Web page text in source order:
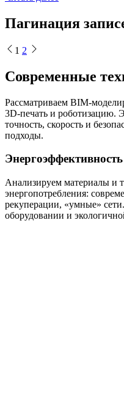
Пагинация
1 2
Современные
Рассматриваем BIM-
3D-печать и роботизацию.
точность, скорость и
подходы.
Анализируем материалы и
энергопотребления:
рекуперации, «умные»
оборудовании и